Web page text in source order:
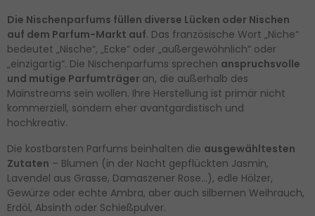
Die Nischenparfums füllen diverse Lücken oder Nischen
auf dem Parfum-Markt auf. Das französische Wort „Niche“
bedeutet „Nische“, „Ecke“ oder „außergewöhnlich“ oder
„einzigartig“. Die Nischenparfums sprechen anspruchsvolle
und mutige Parfumträger an, die außerhalb des
Mainstreams sein wollen. Ihre Herstellung ist primär nicht
kommerziell, sondern eher avantgardistisch und
hochkreativ.
Die kostbarsten Parfums beinhalten die ausgewähltesten
Zutaten – Blumen (in der Nacht gepflückten Jasmin,
Lavendel aus Grasse, Damaszener Rose…), edle Hölzer,
Gewürze oder echte Ambra, aber auch silbernen Weihrauch,
Erdöl, Absinth oder Schießpulver.